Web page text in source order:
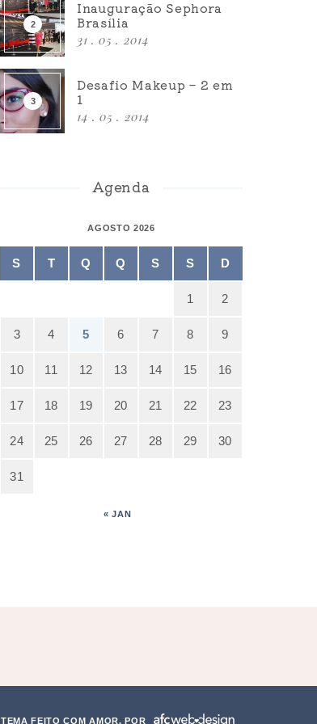
Inauguração Sephora
Brasília
31 . 05 . 2014
Desafio Makeup – 2 em
1
14 . 05 . 2014
Agenda
AGOSTO 2026
S T Q Q S S D
1 2
3 4 5 6 7 8 9
10 11 12 13 14 15 16
17 18 19 20 21 22 23
24 25 26 27 28 29 30
31
« JAN
TEMA FEITO COM AMOR, POR